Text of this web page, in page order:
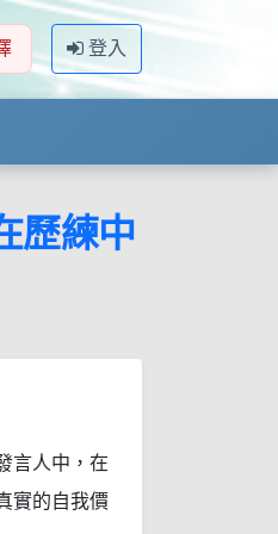
登入
歷練中
言人中，在
實的自我價